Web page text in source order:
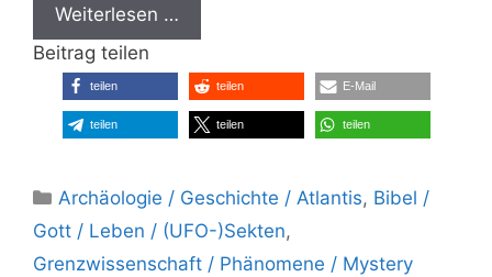
Weiterlesen …
Beitrag teilen
teilen teilen E-Mail
teilen teilen teilen
Kategorien
Archäologie / Geschichte / Atlantis, Bibel /
Gott / Leben / (UFO-)Sekten,
Grenzwissenschaft / Phänomene / Mystery